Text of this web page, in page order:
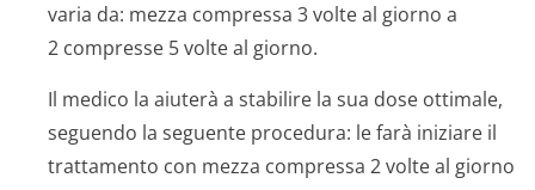
varia da: mezza compressa 3 volte al giorno a
2 compresse 5 volte al giorno.
Il medico la aiuterà a stabilire la sua dose ottimale,
seguendo la seguente procedura: le farà iniziare il
trattamento con mezza compressa 2 volte al giorno